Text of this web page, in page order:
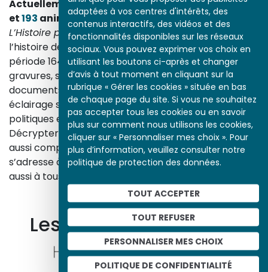
adaptées à vos centres d'intérêts, des
contenus interactifs, des vidéos et des
fonctionnalités disponibles sur les réseaux
sociaux. Vous pouvez exprimer vos choix en
utilisant les boutons ci-après et changer
d’avis à tout moment en cliquant sur la
rubrique « Gérer les cookies » située en bas
de chaque page du site. Si vous ne souhaitez
pas accepter tous les cookies ou en savoir
plus sur comment nous utilisons les cookies,
cliquer sur « Personnaliser mes choix ». Pour
plus d’information, veuillez consulter notre
politique de protection des données.
TOUT ACCEPTER
TOUT REFUSER
PERSONNALISER MES CHOIX
POLITIQUE DE CONFIDENTIALITÉ
Actuellement en ligne3153œuvres, 1748études
et193 animations.
L’Histoire par l’imageexplore les événements de
l’histoire de France et les évolutions majeures de la
période 1643-1945. À travers des peintures, dessins,
gravures, sculptures, photographies, affiches,
documents d’archives, nos études proposent un
éclairage sur les réalités sociales, économiques,
politiques et culturelles d’une époque.
Décrypter les images et les événements d’hier, c’est
aussi comprendre ceux d’aujourd’hui. Un site qui
s’adresse à tous, famille, enseignants, élèves… mais
aussi à tous les curieux, amateurs d’art et d’histoire.
En savoir plus sur le projet
Les autres ressources